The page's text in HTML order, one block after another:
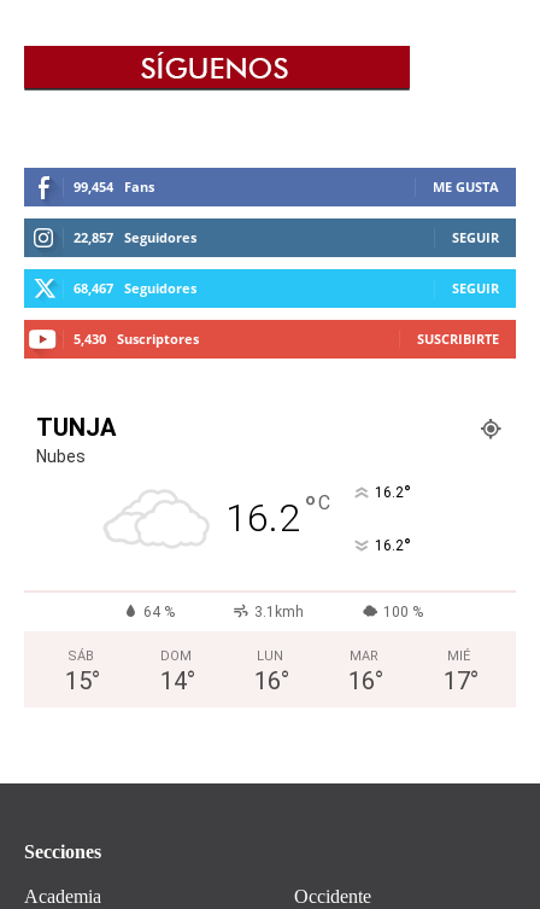
99,454 Fans ME GUSTA
22,857 Seguidores SEGUIR
68,467 Seguidores SEGUIR
5,430 Suscriptores SUSCRIBIRTE
TUNJA
Nubes
16.2°C 16.2°
16.2°
64 % 3.1kmh 100 %
SÁB
15°
DOM
14°
LUN
16°
MAR
16°
MIÉ
17°
Secciones
Academia
Occidente